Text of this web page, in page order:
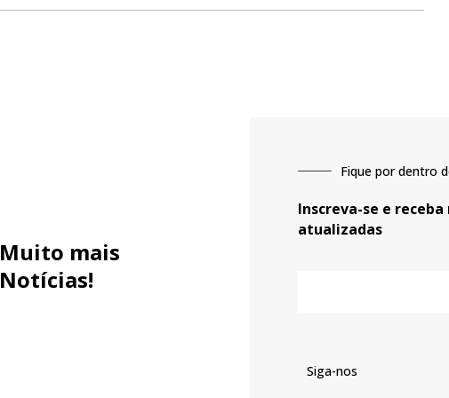
Muito mais
Notícias!
Fique por dentro
Inscreva-se e
atualizadas
Siga-nos